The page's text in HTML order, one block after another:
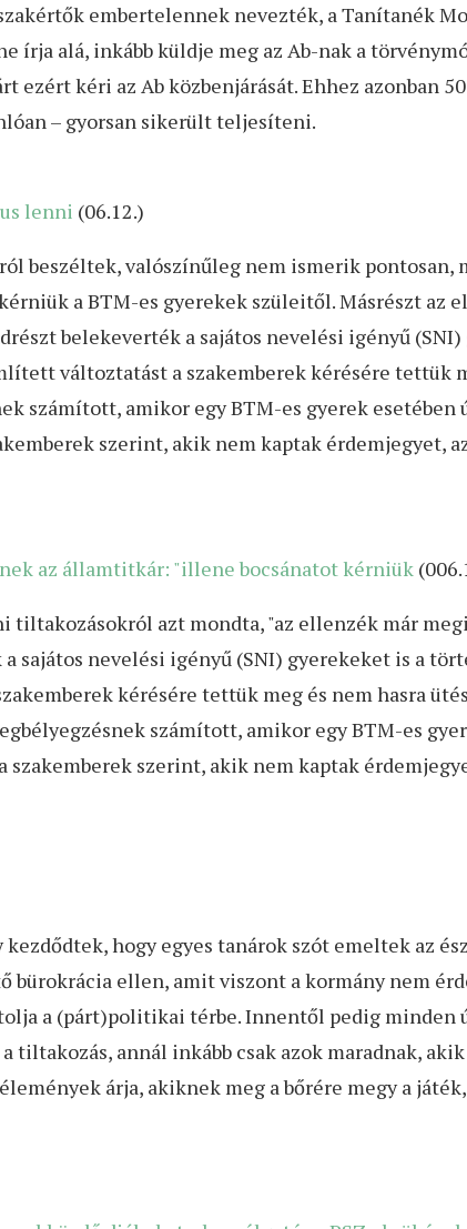
embertelennek nevezték, a Tanítanék
írja alá, inkább küldje meg az Ab-nak a
ezért kéri az Ab közbenjárását. Ehhez azonban
– gyorsan sikerült teljesíteni.
lenni (06.12.)
beszéltek, valószínűleg nem ismerik
a BTM-es gyerekek szüleitől. Másrészt
belekeverték a sajátos nevelési igényű
változtatást a szakemberek kérésére tettük
számított, amikor egy BTM-es gyerek esetében
szerint, akik nem kaptak érdemjegyet,
az államtitkár: "illene bocsánatot kérniük
azt mondta, "az ellenzék már
sajátos nevelési igényű (SNI) gyerekeket is a
kérésére tettük meg és nem hasra
számított, amikor egy BTM-es
szerint, akik nem kaptak
hogy egyes tanárok szót emeltek az ész
ellen, amit viszont a kormány nem
a (párt)politikai térbe. Innentől pedig
annál inkább csak azok maradnak,
árja, akiknek meg a bőrére megy a